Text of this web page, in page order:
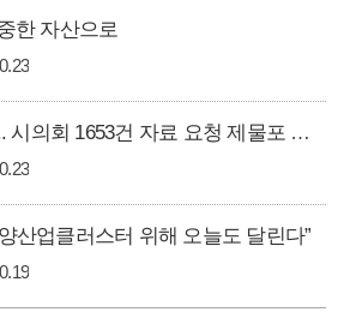
한 자산으로
행감 준비 분주... 시의회 1653건 자료 요청 제물포 르네상스 뉴 홍콩시티 등 화두
산업클러스터 위해 오늘도 달린다”